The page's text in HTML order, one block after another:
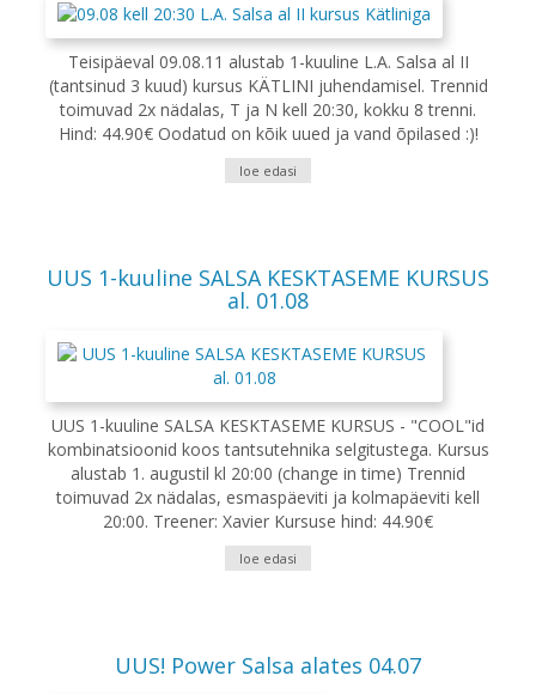
Teisipäeval 09.08.11 alustab 1-kuuline L.A. Salsa al II
(tantsinud 3 kuud) kursus KÄTLINI juhendamisel. Trennid
toimuvad 2x nädalas, T ja N kell 20:30, kokku 8 trenni.
Hind: 44.90€ Oodatud on kõik uued ja vand õpilased :)!
loe edasi
UUS 1-kuuline SALSA KESKTASEME KURSUS
al. 01.08
UUS 1-kuuline SALSA KESKTASEME KURSUS - "COOL"id
kombinatsioonid koos tantsutehnika selgitustega. Kursus
alustab 1. augustil kl 20:00 (change in time) Trennid
toimuvad 2x nädalas, esmaspäeviti ja kolmapäeviti kell
20:00. Treener: Xavier Kursuse hind: 44.90€
loe edasi
UUS! Power Salsa alates 04.07